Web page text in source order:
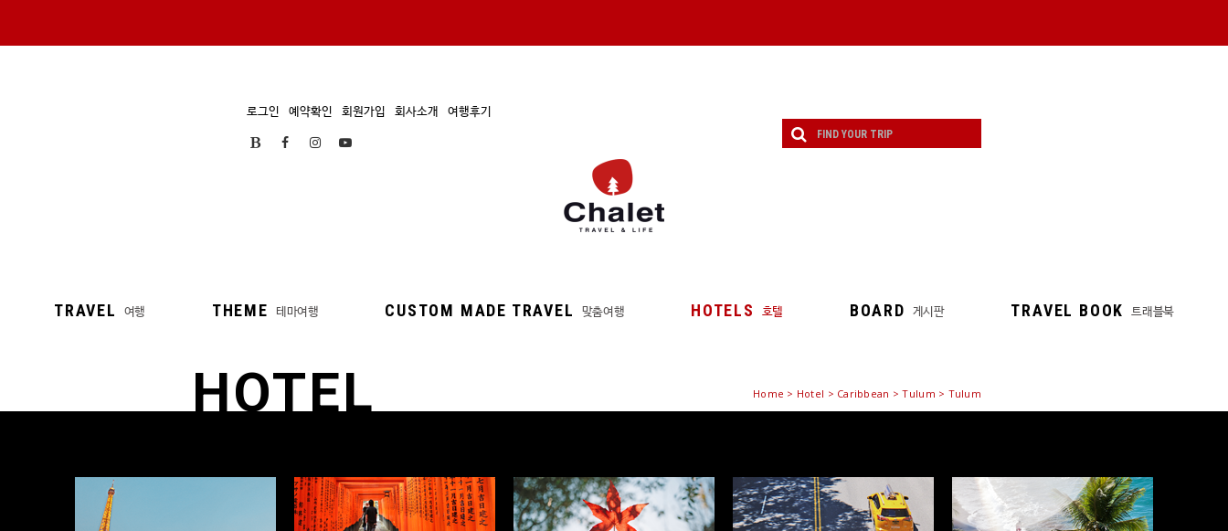
로그인 예약확인 회원가입 회사소개 여행후기
TRAVEL 여행 THEME 테마여행 CUSTOM MADE TRAVEL 맞춤여행 HOTELS 호텔 BOARD 게시판 TRAVEL BOOK 트래블북
HOTEL Home > Hotel > Caribbean > Tulum > Tulum